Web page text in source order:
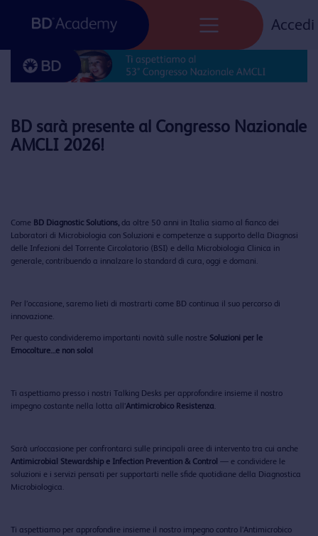
Accedi
Categoria: News
BD sarà presente al Congresso Nazionale
AMCLI 2026!
Come BD Diagnostic Solutions, da oltre 50 anni in Italia siamo al fianco dei
Laboratori di Microbiologia con Soluzioni e competenze a supporto della Diagnosi
delle Infezioni del Torrente Circolatorio (BSI) e della Microbiologia Clinica in
generale, contribuendo a innalzare lo standard di cura, oggi e domani.
Per l’occasione, saremo lieti di mostrarti come BD continua il suo percorso di
innovazione.
Per questo condivideremo importanti novità sulle nostre Soluzioni per le
Emocolture…e non solo!
Ti aspettiamo presso i nostri Talking Desks per approfondire insieme il nostro
impegno costante nella lotta all’Antimicrobico Resistenza.
Sarà un’occasione per confrontarci sulle principali aree di intervento tra cui anche
Antimicrobial Stewardship e Infection Prevention & Control — e condividere le
soluzioni e i servizi pensati per supportarti nelle sfide quotidiane della Diagnostica
Microbiologica.
Ti aspettiamo per approfondire insieme il nostro impegno contro l’Antimicrobico